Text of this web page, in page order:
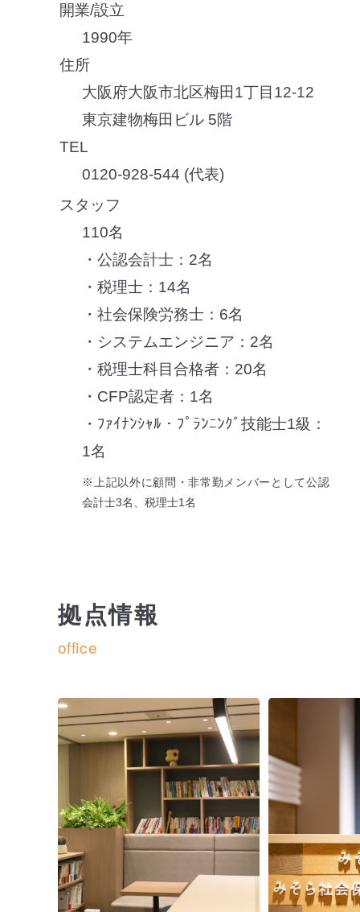
開業/設立
1990年
住所
大阪府大阪市北区梅田1丁目12-12
東京建物梅田ビル 5階
TEL
0120-928-544 (代表)
スタッフ
110名
・公認会計士：2名
・税理士：14名
・社会保険労務士：6名
・システムエンジニア：2名
・税理士科目合格者：20名
・CFP認定者：1名
・ﾌｧｲﾅﾝｼｬﾙ・ﾌﾟﾗﾝﾆﾝｸﾞ技能士1級：
1名
※上記以外に顧問・非常勤メンバーとして公認
会計士3名、税理士1名
拠点情報
office